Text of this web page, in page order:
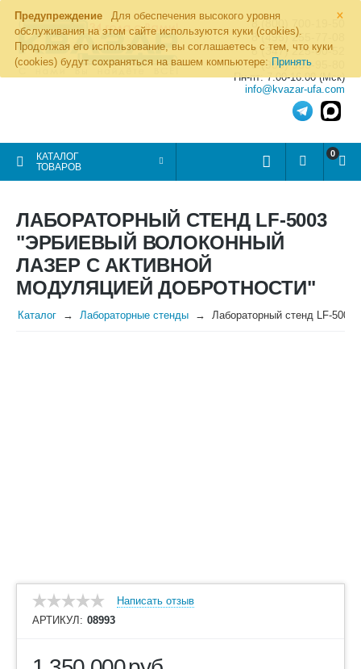
×
Предупреждение
Для обеспечения высокого уровня
обслуживания на этом сайте используются куки (cookies).
Продолжая его использование, вы соглашаетесь с тем, что куки
(cookies) будут сохраняться на вашем компьютере: Принять
8 (800) 700-19-50
8 (495) 255-77-08
8 (347) 225-00-52
8 (986) 963-95-80
Пн-пт: 7.00-16.00 (Мск)
info@kvazar-ufa.com
КАТАЛОГ
ТОВАРОВ
0
ЛАБОРАТОРНЫЙ СТЕНД LF-5003
"ЭРБИЕВЫЙ ВОЛОКОННЫЙ
ЛАЗЕР С АКТИВНОЙ
МОДУЛЯЦИЕЙ ДОБРОТНОСТИ"
Каталог Лабораторные стенды Лабораторный стенд LF-5003
Написать отзыв
АРТИКУЛ: 08993